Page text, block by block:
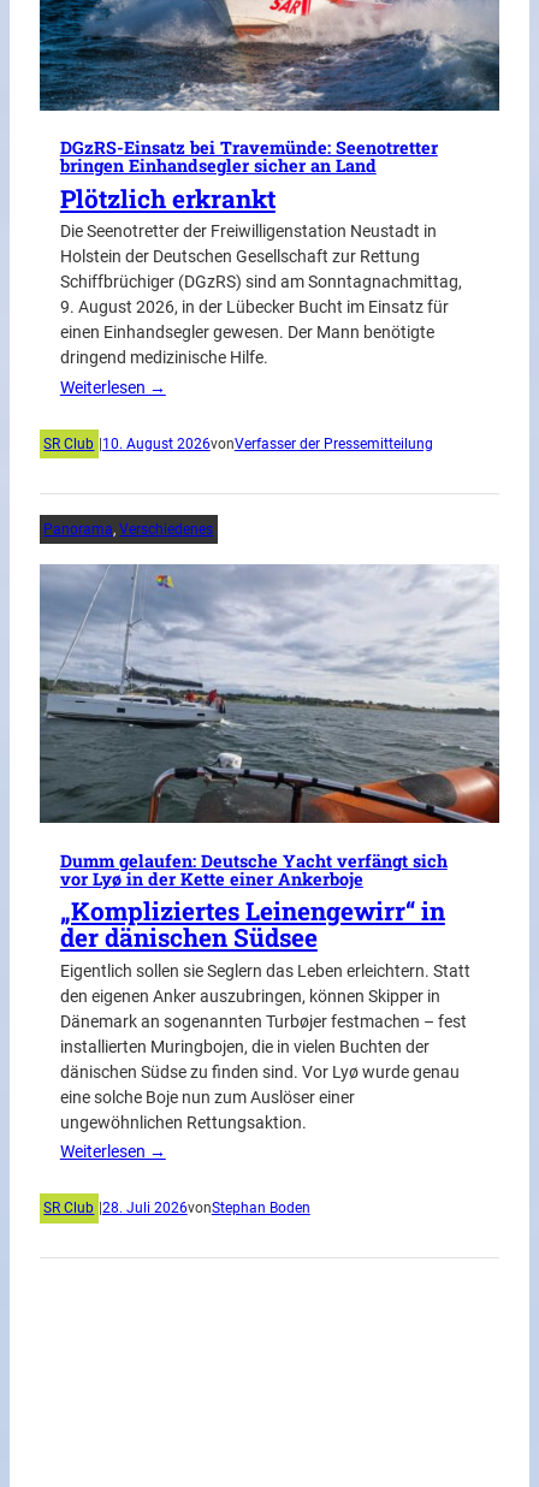
DGzRS-Einsatz bei Travemünde: Seenotretter
bringen Einhandsegler sicher an Land
Plötzlich erkrankt
Die Seenotretter der Freiwilligenstation Neustadt in
Holstein der Deutschen Gesellschaft zur Rettung
Schiffbrüchiger (DGzRS) sind am Sonntagnachmittag,
9. August 2026, in der Lübecker Bucht im Einsatz für
einen Einhandsegler gewesen. Der Mann benötigte
dringend medizinische Hilfe.
Weiterlesen →
SR Club |10. August 2026vonVerfasser der Pressemitteilung
Panorama, Verschiedenes
Dumm gelaufen: Deutsche Yacht verfängt sich
vor Lyø in der Kette einer Ankerboje
„Kompliziertes Leinengewirr“ in
der dänischen Südsee
Eigentlich sollen sie Seglern das Leben erleichtern. Statt
den eigenen Anker auszubringen, können Skipper in
Dänemark an sogenannten Turbøjer festmachen – fest
installierten Muringbojen, die in vielen Buchten der
dänischen Südse zu finden sind. Vor Lyø wurde genau
eine solche Boje nun zum Auslöser einer
ungewöhnlichen Rettungsaktion.
Weiterlesen →
SR Club 28. Juli 2026vonStephan Boden